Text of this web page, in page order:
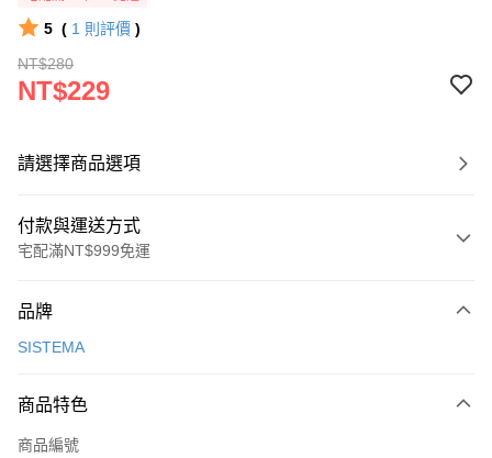
5 ( 1 則評價 )
NT$280
NT$229
請選擇商品選項
付款與運送方式
宅配滿NT$999免運
信用卡一次付款
3 期 0 利率 每期
合作金庫商業銀行
品牌
SISTEMA
商品特色
商品編號